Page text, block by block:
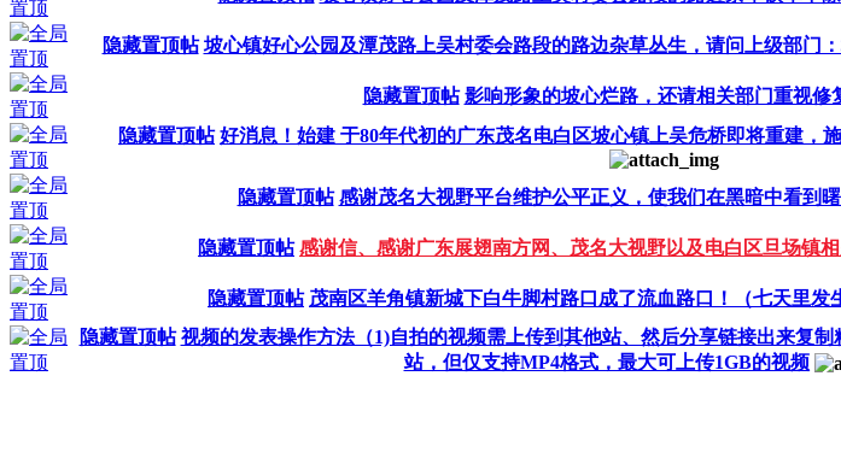
隐藏置顶帖 坡心镇好心公园及潭茂路上吴村委会路段的路边杂草丛生，请问上级部门
隐藏置顶帖 影响形象的坡心烂路，还请相关部门重视修
隐藏置顶帖 好消息！始建 于80年代初的广东茂名电白区坡心镇上吴危桥即将重建，
隐藏置顶帖 感谢茂名大视野平台维护公平正义，使我们在黑暗中看到曙
隐藏置顶帖 感谢信、感谢广东展翅南方网、茂名大视野以及电白区旦场镇
隐藏置顶帖 茂南区羊角镇新城下白牛脚村路口成了流血路口！（七天里发
隐藏置顶帖 视频的发表操作方法（1)自拍的视频需上传到其他站、然后分享链接出来复
站，但仅支持MP4格式，最大可上传1GB的视频